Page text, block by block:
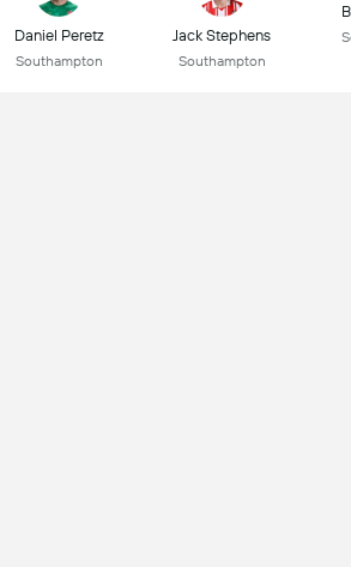
Daniel Peretz
Southampton
Jack Stephens
Southampton